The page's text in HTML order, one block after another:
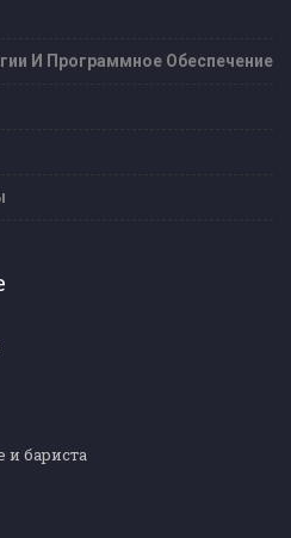
И Программное Обеспечение
и бариста